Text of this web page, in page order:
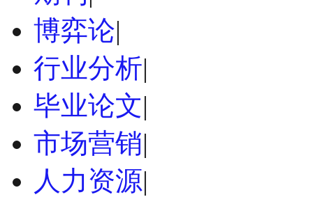
博弈论|
行业分析|
毕业论文|
市场营销|
人力资源|